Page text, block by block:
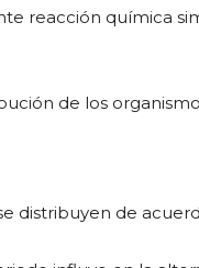
reacción química
de los
distribuyen de